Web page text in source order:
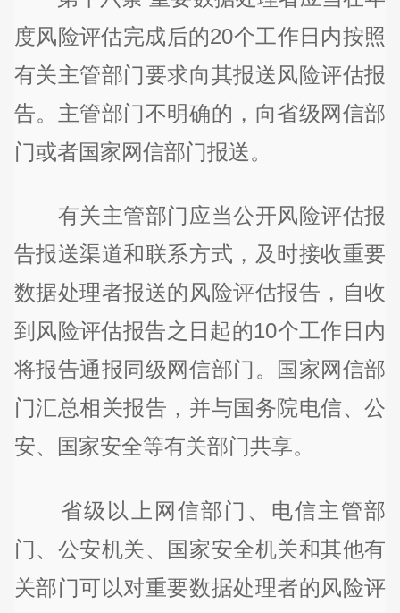
度风险评估完成后的20个工作日内按照
有关主管部门要求向其报送风险评估报
告。主管部门不明确的，向省级网信部
门或者国家网信部门报送。
有关主管部门应当公开风险评估报
告报送渠道和联系方式，及时接收重要
数据处理者报送的风险评估报告，自收
到风险评估报告之日起的10个工作日内
将报告通报同级网信部门。国家网信部
门汇总相关报告，并与国务院电信、公
安、国家安全等有关部门共享。
省级以上网信部门、电信主管部
门、公安机关、国家安全机关和其他有
关部门可以对重要数据处理者的风险评